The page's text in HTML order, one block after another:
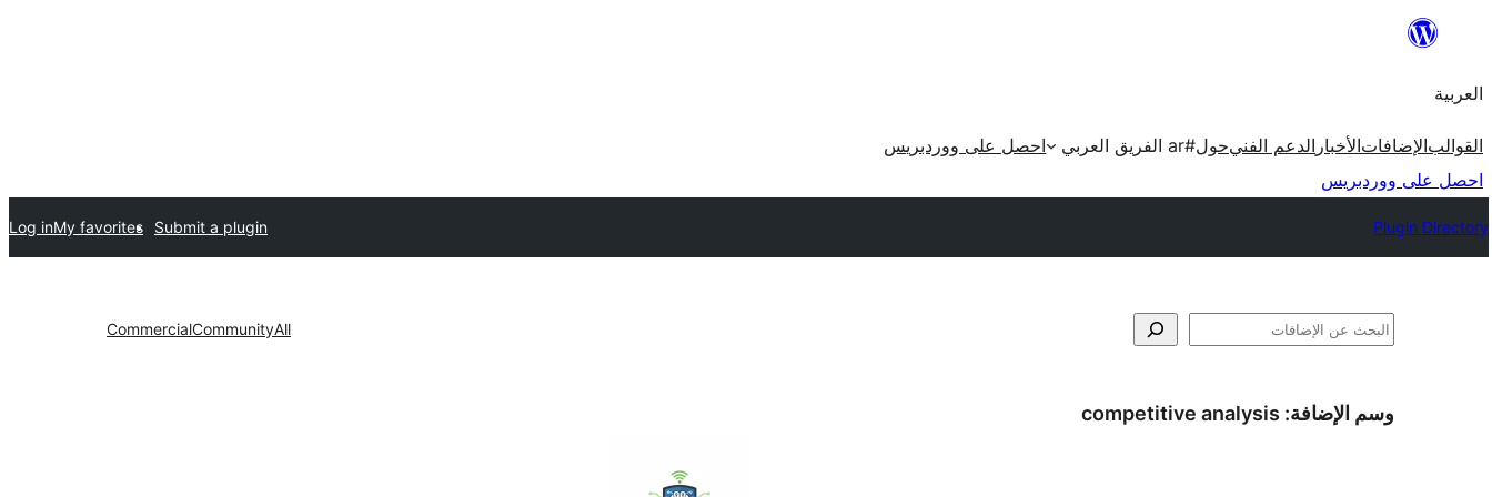
المحتوى
العربية
القوالبالإضافاتالأخبار الدعم الفنيحول#ar الفريق العربي
احصل على ووردبريس
احصل على ووردبريس
Plugin Directory
Submit a plugin
My favorites
Log in
البحث All
Community
Commercial
وسم الإضافة: competitive analysis